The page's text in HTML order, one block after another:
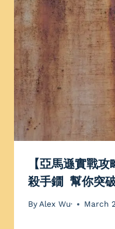
【亞馬遜實戰
殺手鐗 幫你突
ByAlex Wu· March